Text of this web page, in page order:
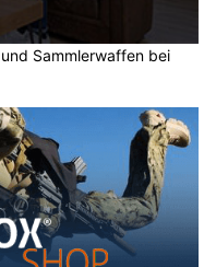
Sammlerwaffen bei